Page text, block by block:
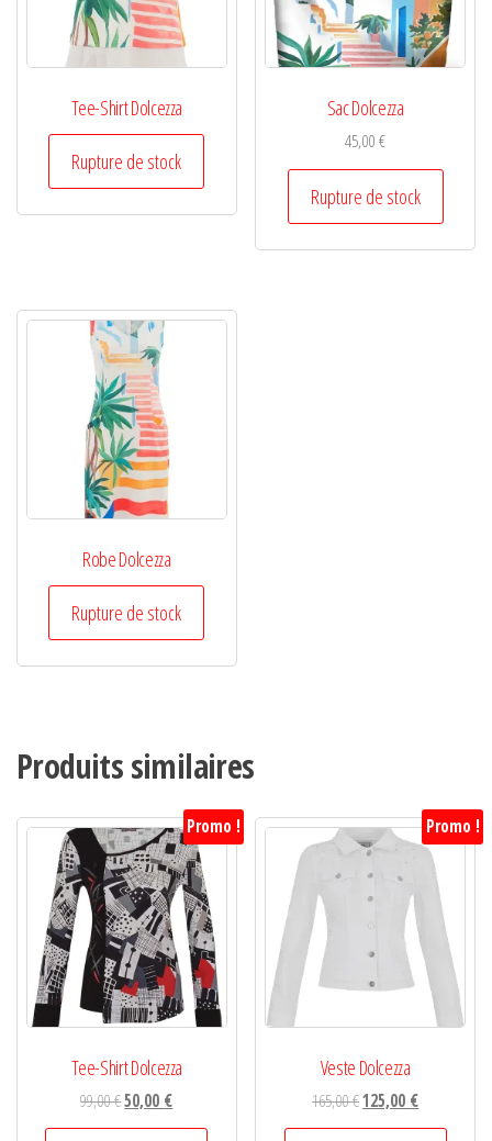
Tee-Shirt Dolcezza
Rupture de stock
Sac Dolcezza
45,00€
Rupture de stock
Robe Dolcezza
Rupture de stock
Produits similaires
Promo !
Tee-Shirt Dolcezza
99,00€50,00 €
Promo !
Veste Dolcezza
165,00€125,00 €